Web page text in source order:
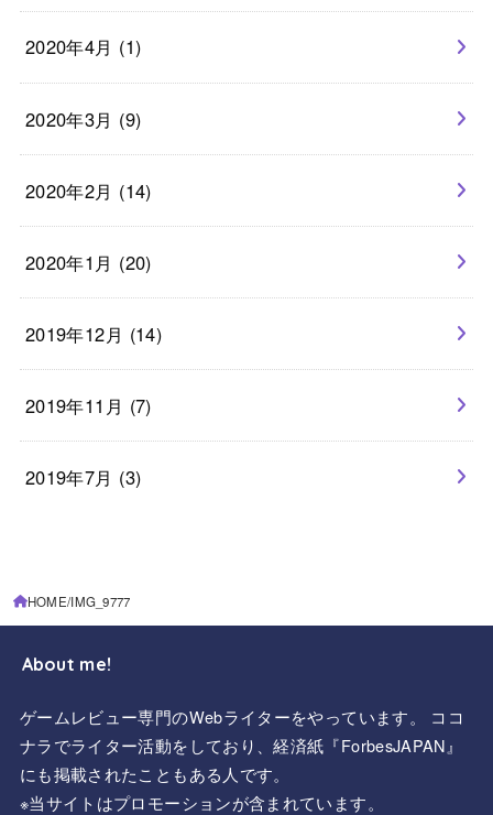
2020年4月 (1)
2020年3月 (9)
2020年2月 (14)
2020年1月 (20)
2019年12月 (14)
2019年11月 (7)
2019年7月 (3)
HOME IMG_9777
About me!
ゲームレビュー専門のWebライターをやっています。 ココ
ナラでライター活動をしており、経済紙『ForbesJAPAN』
にも掲載されたこともある人です。
※当サイトはプロモーションが含まれています。